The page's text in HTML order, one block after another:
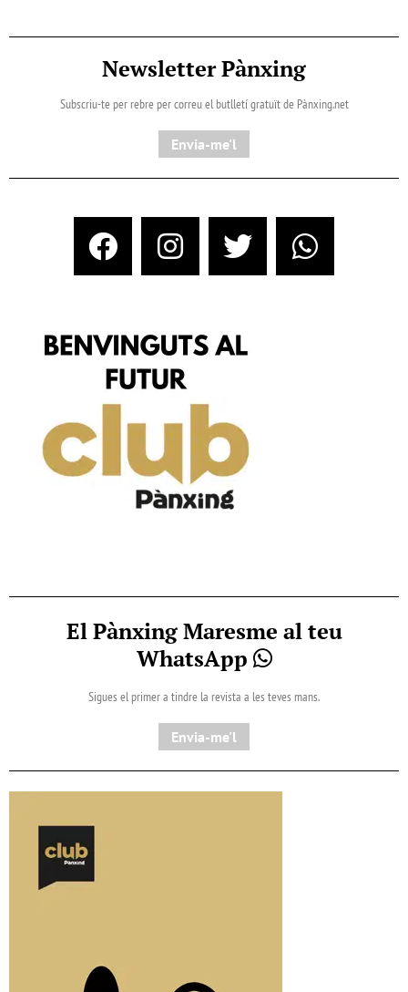
Newsletter Pànxing
Subscriu-te per rebre per correu el butlletí gratuït de Pànxing.net​
Envia-me'l
El Pànxing Maresme al teu
WhatsApp
Sigues el primer a tindre la revista a les teves mans.
Envia-me'l